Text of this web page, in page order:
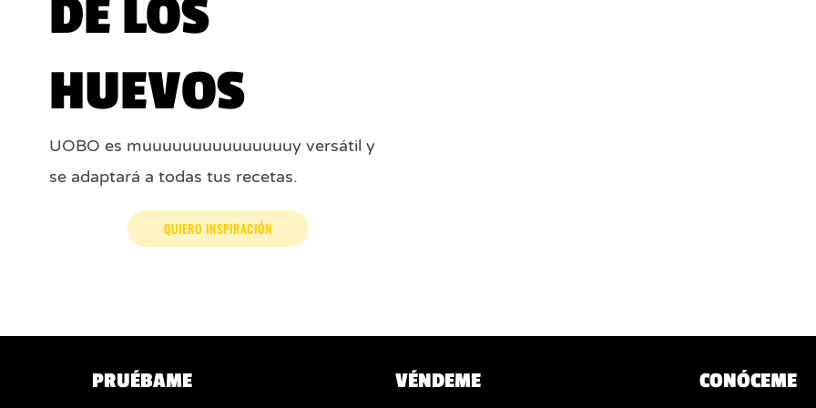
DE LOS
HUEVOS
UOBO es muuuuuuuuuuuuuuuy versátil y
se adaptará a todas tus recetas.
QUIERO INSPIRACIÓN
PRUÉBAME VÉNDEME CONÓCEME